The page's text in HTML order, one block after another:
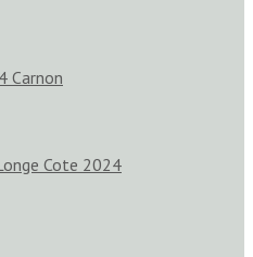
Carnon
Cote 2024